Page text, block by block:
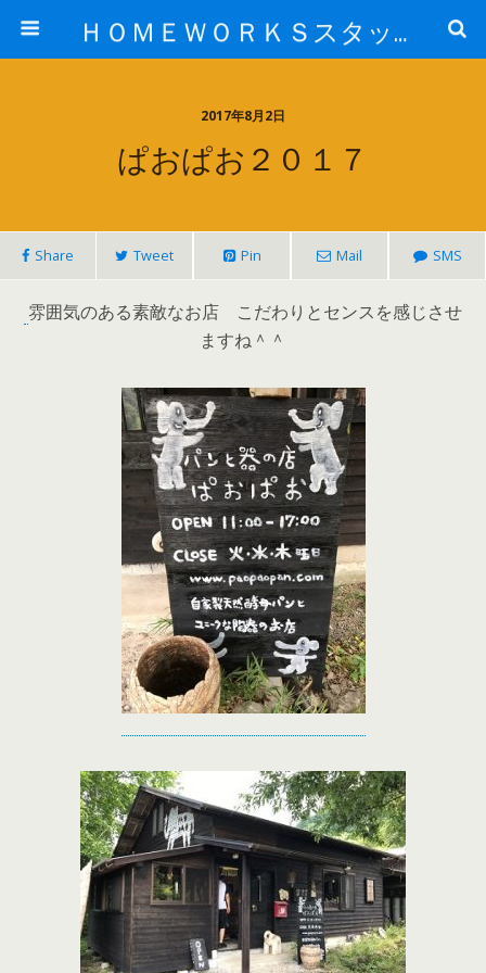
ＨＯＭＥＷＯＲＫＳスタッフ日記ブログ
2017年8月2日
ぱおぱお２０１７
Share Tweet Pin Mail SMS
雰囲気のある素敵なお店 こだわりとセンスを感じさせ
ますね＾＾